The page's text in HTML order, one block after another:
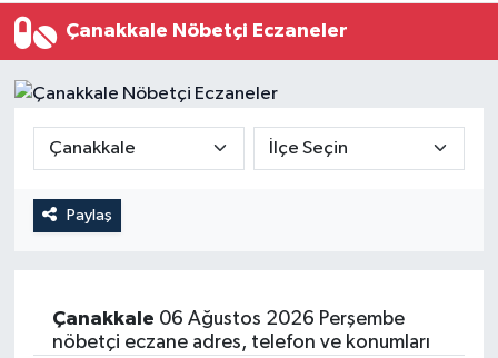
Çanakkale Nöbetçi Eczaneler
Paylaş
Çanakkale 06 Ağustos 2026 Perşembe
nöbetçi eczane adres, telefon ve konumları
Trafik Durumu
Süper Lig Puan Durumu ve Fikstür
Tüm Manşetler
Son Dakika Haberleri